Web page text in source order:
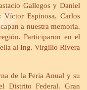
Gallegos y Daniel
Víctor Espinosa, Carlos
a nuestra memoria.
Participaron en el
al Ing. Virgilio Rivera
de la Feria Anual y su
Distrito Federal. Gran